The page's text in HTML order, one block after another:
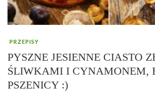
PRZEPISY
PYSZNE JESIENNE CIASTO
ŚLIWKAMI I CYNAMONEM,
PSZENICY :)